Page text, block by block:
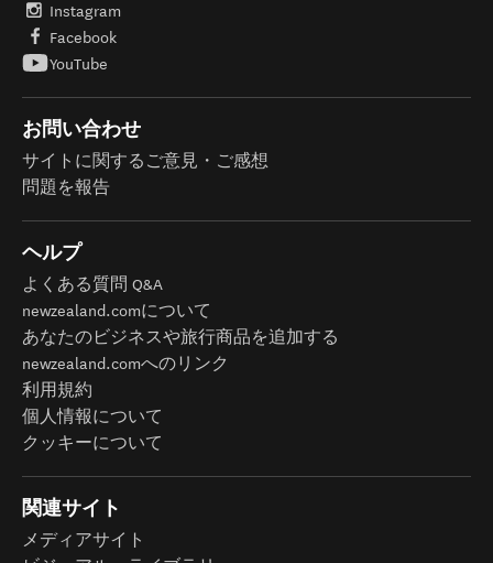
Instagram
Facebook
YouTube
お問い合わせ
サイトに関するご意見・ご感想
問題を報告
ヘルプ
よくある質問 Q&A
newzealand.comについて
あなたのビジネスや旅行商品を追加する
newzealand.comへのリンク
利用規約
個人情報について
クッキーについて
関連サイト
メディアサイト